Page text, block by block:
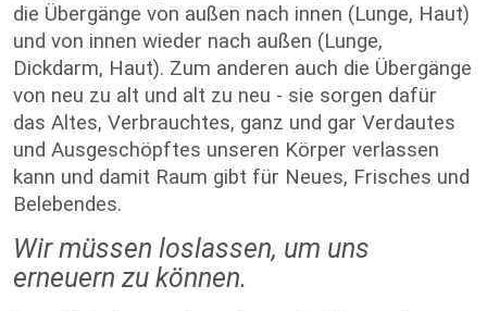
die Übergänge von außen nach innen (Lunge, Haut)
und von innen wieder nach außen (Lunge,
Dickdarm, Haut). Zum anderen auch die Übergänge
von neu zu alt und alt zu neu - sie sorgen dafür
das Altes, Verbrauchtes, ganz und gar Verdautes
und Ausgeschöpftes unseren Körper verlassen
kann und damit Raum gibt für Neues, Frisches und
Belebendes.
Wir müssen loslassen, um uns
erneuern zu können.